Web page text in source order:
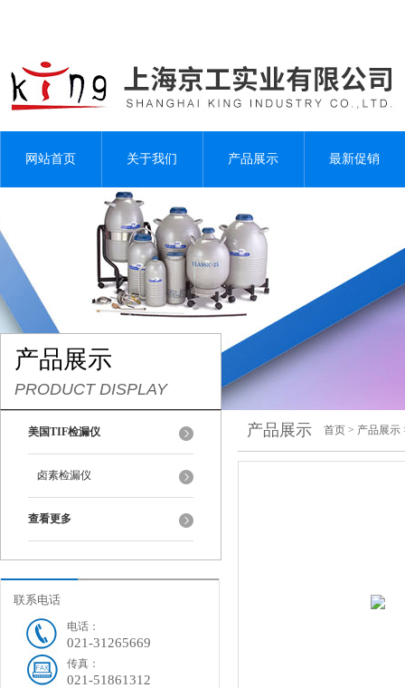
网站首页 关于我们 产品展示 最新促销
产品展示
PRODUCT DISPLAY
美国TIF检漏仪
卤素检漏仪
查看更多
联系电话
电话：
021-31265669
传真：
021-51861312
产品展示 首页 > 产品展示